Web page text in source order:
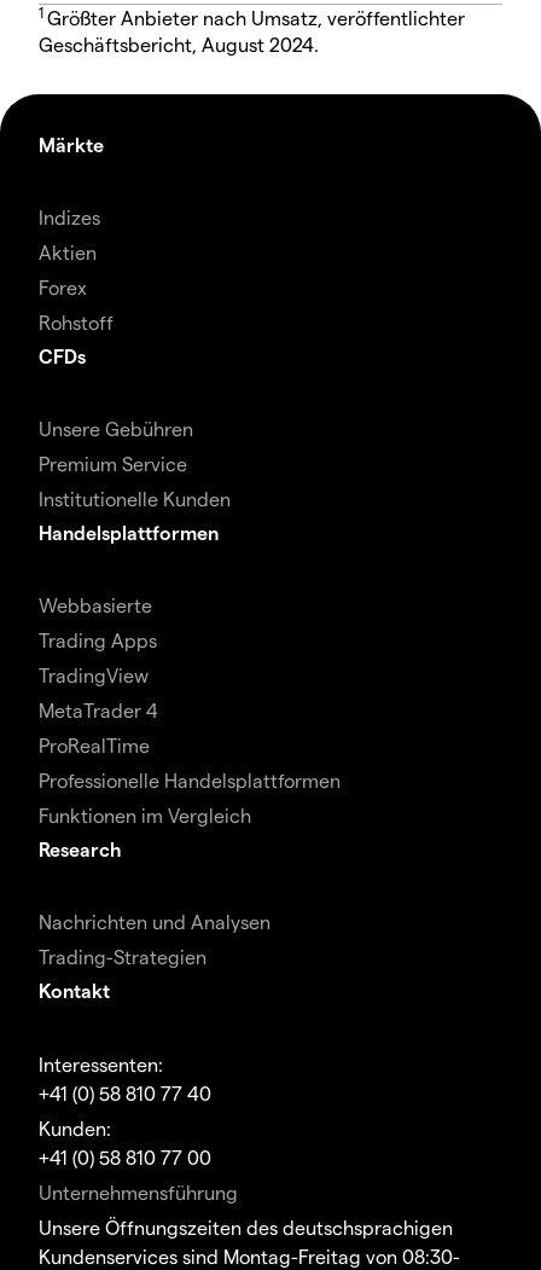
1 Größter Anbieter nach Umsatz, veröffentlichter
Geschäftsbericht, August 2024.
Märkte
Indizes
Aktien
Forex
Rohstoff
CFDs
Unsere Gebühren
Premium Service
Institutionelle Kunden
Handelsplattformen
Webbasierte
Trading Apps
TradingView
MetaTrader 4
ProRealTime
Professionelle Handelsplattformen
Funktionen im Vergleich
Research
Nachrichten und Analysen
Trading-Strategien
Kontakt
Interessenten:
+41 (0) 58 810 77 40
Kunden:
+41 (0) 58 810 77 00
Unternehmensführung
Unsere Öffnungszeiten des deutschsprachigen
Kundenservices sind Montag-Freitag von 08:30-